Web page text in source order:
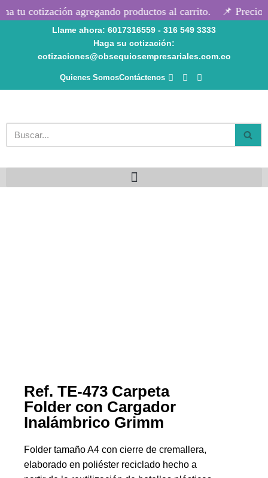
contenido
tu cotización agregando productos al carrito. 📌
Llame ahora: 6017316559 - 316 549 3333
Haga su cotización:
cotizaciones@obsequiosempresariales.com.co
Quienes SomosContáctenos
Ref. TE-473 Carpeta
Folder con Cargador
Inalámbrico Grimm
Folder tamaño A4 con cierre de cremallera,
elaborado en poliéster reciclado hecho a